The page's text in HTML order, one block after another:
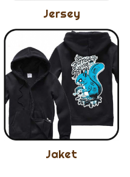
Jersey
Jaket